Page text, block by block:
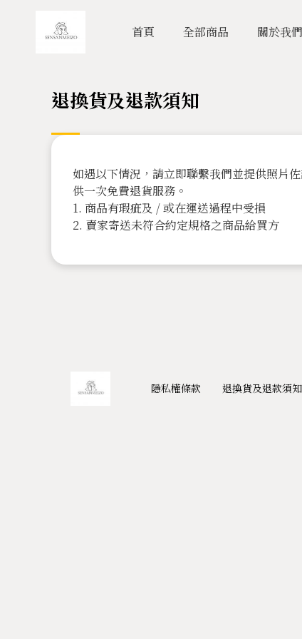
首頁 全部商品 關於我們
退換貨及退款須知
如遇以下情況，請立即聯繫我們並提供照片
供一次免費退貨服務。
1. 商品有瑕疵及 / 或在運送過程中受損
2. 賣家寄送未符合約定規格之商品給買方
隱私權條款 退換貨及退款須知